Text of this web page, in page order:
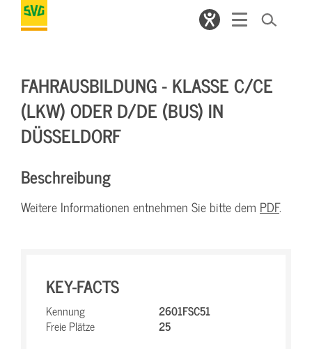
FAHRAUSBILDUNG - KLASSE C/CE
(LKW) ODER D/DE (BUS) IN
DÜSSELDORF
Beschreibung
Weitere Informationen entnehmen Sie bitte dem PDF.
KEY-FACTS
Kennung
2601FSC51
Freie Plätze
25